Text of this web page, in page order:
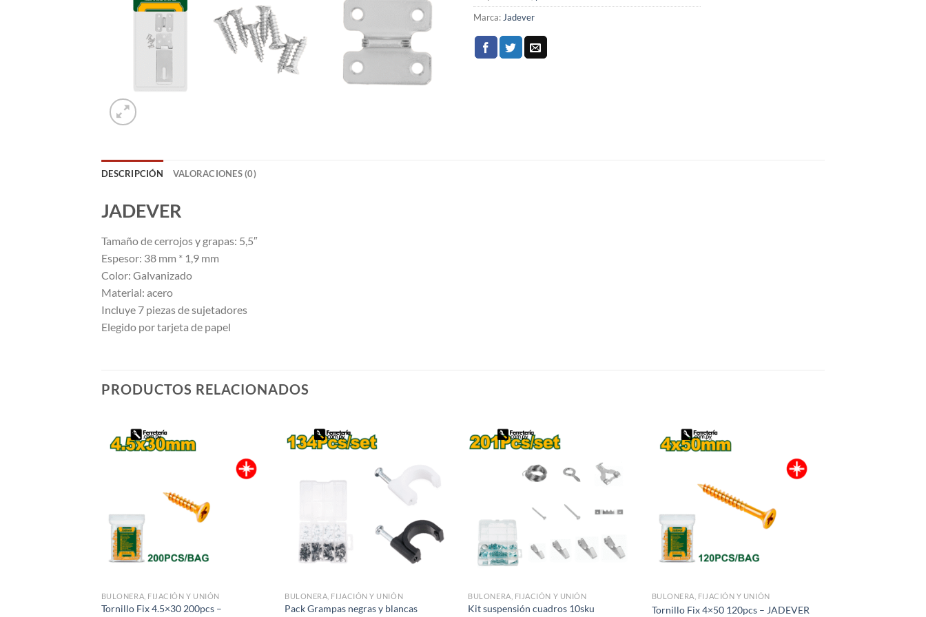
Marca: Jadever
DESCRIPCIÓN VALORACIONES (0)
JADEVER
Tamaño de cerrojos y grapas: 5,5″
Espesor: 38 mm * 1,9 mm
Color: Galvanizado
Material: acero
Incluye 7 piezas de sujetadores
Elegido por tarjeta de papel
PRODUCTOS RELACIONADOS
BULONERA, FIJACIÓN Y UNIÓN
Tornillo Fix 4.5×30 200pcs –
BULONERA, FIJACIÓN Y UNIÓN
Pack Grampas negras y blancas
BULONERA, FIJACIÓN Y UNIÓN
Kit suspensión cuadros 10sku
BULONERA, FIJACIÓN Y UNIÓN
Tornillo Fix 4×50 120pcs – JADEVER